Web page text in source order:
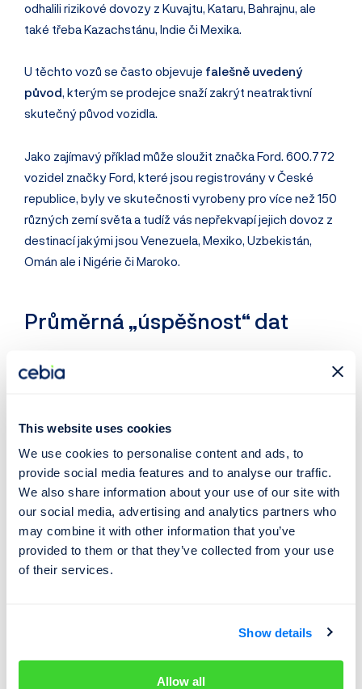
This website uses cookies
We use cookies to personalise content and ads, to
provide social media features and to analyse our traffic.
We also share information about your use of our site with
our social media, advertising and analytics partners who
may combine it with other information that you’ve
provided to them or that they’ve collected from your use
of their services.
Show details
Allow all
odhalili rizikové dovozy z Kuvajtu, Kataru, Bahrajnu, ale
také třeba Kazachstánu, Indie či Mexika.
U těchto vozů se často objevuje falešně uvedený
původ, kterým se prodejce snaží zakrýt neatraktivní
skutečný původ vozidla.
Jako zajímavý příklad může sloužit značka Ford. 600.772
vozidel značky Ford, které jsou registrovány v České
republice, byly ve skutečnosti vyrobeny pro více než 150
různých zemí světa a tudíž vás nepřekvapí jejich dovoz z
destinací jakými jsou Venezuela, Mexiko, Uzbekistán,
Omán ale i Nigérie či Maroko.
Průměrná „úspěšnost“ dat
o poškození
záznamů o poškození
záznamů o poškození
Extrémní příklady z praxe:
Porsche z Rumunska:84 stavů tachometru
BMW:rekordních